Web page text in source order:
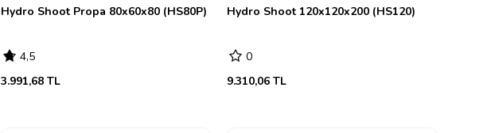
Hydro Shoot Propa 80x60x80 (HS80P)
4,5
3.991,68 TL
Hydro Shoot 120x120x200 (HS120)
0
9.310,06 TL